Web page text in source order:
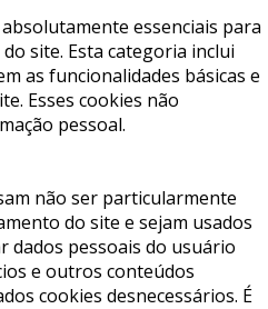
essenciais para
site. Esta categoria inclui
as funcionalidades básicas e
Esses cookies não
pessoal.
não ser particularmente
do site e sejam usados
dados pessoais do usuário
e outros conteúdos
cookies desnecessários. É